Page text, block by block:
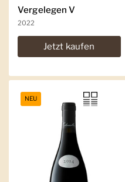
Vergelegen V
2022
Jetzt kaufen
NEU